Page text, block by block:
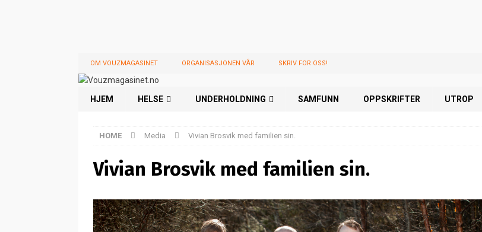
OM VOUZMAGASINET ORGANISASJONEN VÅR SKRIV FOR OSS!
HJEM HELSE UNDERHOLDNING SAMFUNN OPPSKRIFTER UTROP
HOME Media Vivian Brosvik med familien sin.
Vivian Brosvik med familien sin.